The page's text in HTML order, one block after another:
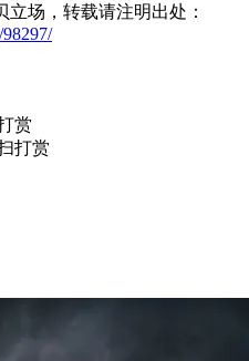
场，转载请注明出处：
赏
打赏